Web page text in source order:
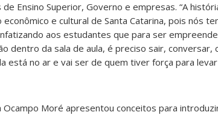
Ensino Superior, Governo e empresas. “A
e cultural de Santa Catarina, pois nós
aos estudantes que para ser
dentro da sala de aula, é preciso sair, conversar,
está no ar e vai ser de quem tiver força para
Ocampo Moré apresentou conceitos para